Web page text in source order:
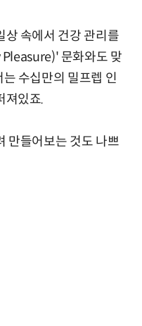
상 속에서 건강 관리를
문화와도 맞
수십만의 밀프렙 인
져있죠.
만들어보는 것도 나쁘